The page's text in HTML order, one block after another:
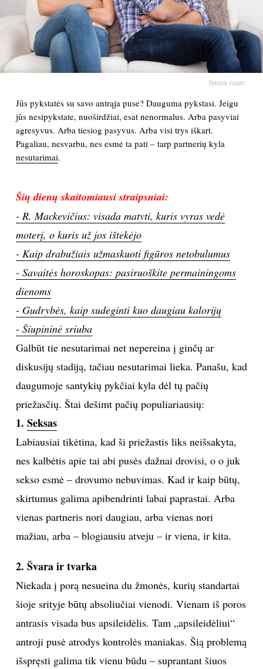
PSICHOLOGIJA
HOROSKOPAI
POLITIKA
KULTŪRA
KINAS
MUZIKA
TEATRAS
SPORTAS
FOTOGRAFIJA
MENAS
ĮDOMYBĖS
ISTORIJA
KNYGOS
NAMAI
VIRTUVĖ
RECEPTAI
Fotolia nuotr.
Jūs pykstatės su savo antrąja puse? Dauguma pykstasi. Jeigu
jūs nesipykstate, nuoširdžiai, esat nenormalus. Arba pasyviai
agresyvus. Arba tiesiog pasyvus. Arba visi trys iškart.
Pagaliau, nesvarbu, nes esmė ta pati – tarp partnerių kyla
nesutarimai.
Šių dienų skaitomiausi straipsniai:
- R. Mackevičius: visada matyti, kuris vyras vedė
moterį, o kuris už jos ištekėjo
- Kaip drabužiais užmaskuoti figūros netobulumus
- Savaitės horoskopas: pasiruoškite permainingoms
dienoms
- Gudrybės, kaip sudeginti kuo daugiau kalorijų
- Šiupininė sriuba
Galbūt tie nesutarimai net nepereina į ginčų ar
diskusijų stadiją, tačiau nesutarimai lieka. Panašu, kad
daugumoje santykių pykčiai kyla dėl tų pačių
priežasčių. Štai dešimt pačių populiariausių:
1. Seksas
Labiausiai tikėtina, kad ši priežastis liks neišsakyta,
nes kalbėtis apie tai abi pusės dažnai drovisi, o o juk
sekso esmė – drovumo nebuvimas. Kad ir kaip būtų,
skirtumus galima apibendrinti labai paprastai. Arba
vienas partneris nori daugiau, arba vienas nori
mažiau, arba – blogiausiu atveju – ir viena, ir kita.
2. Švara ir tvarka
Niekada į porą nesueina du žmonės, kurių standartai
šioje srityje būtų absoliučiai vienodi. Vienam iš poros
antrasis visada bus apsileidėlis. Tam „apsileidėliui“
antroji pusė atrodys kontrolės maniakas. Šią problemą
išspręsti galima tik vienu būdu – suprantant šiuos